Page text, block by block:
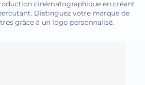
cinématographique en créant
Distinguez votre marque de
grâce à un logo personnalisé.